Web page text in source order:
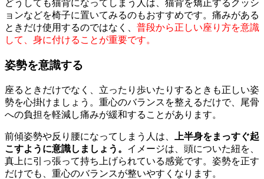
どうしても猫背になってしまう人は、猫背を矯正するクッシ
ョンなどを椅子に置いてみるのもおすすめです。痛みがある
ときだけ使用するのではなく、 普段から正しい座り方を意識
して、身に付けることが重要です。
姿勢を意識する
座るときだけでなく、立ったり歩いたりするときも正しい姿
勢を心掛けましょう。重心のバランスを整えるだけで、尾骨
への負担を軽減し痛みが緩和することがあります。
前傾姿勢や反り腰になってしまう人は、
上半身をまっすぐ起
こすように意識しましょう。 イメージは、頭についた紐を、
真上に引っ張って持ち上げられている感覚です。姿勢を正す
だけでも、重心のバランスが整いやすくなります。